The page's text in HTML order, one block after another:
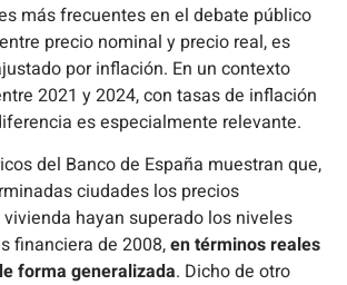
más frecuentes en el debate público
precio nominal y precio real, es
por inflación. En un contexto
2021 y 2024, con tasas de inflación
es especialmente relevante.
del Banco de España muestran que,
ciudades los precios
hayan superado los niveles
financiera de 2008,en términos reales
forma generalizada. Dicho de otro